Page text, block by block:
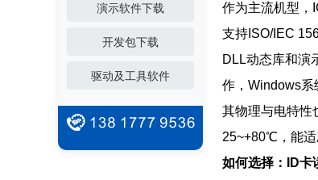
演示软件下载
开发包下载
驱动及工具软件
作为主流机型，
支持ISO/IEC
DLL动态库和演
作，Windows系
其物理与电特性
25~+80℃，能适
如何选择：ID卡